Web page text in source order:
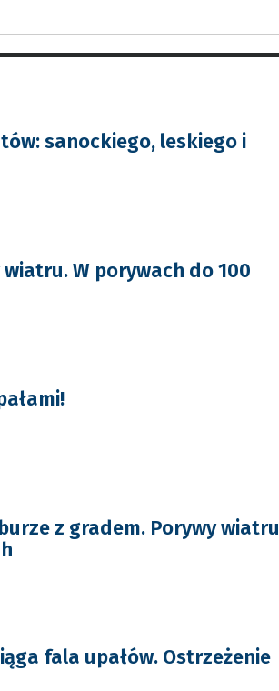
sanockiego, leskiego i
W porywach do 100
z gradem. Porywy wiatru
fala upałów. Ostrzeżenie